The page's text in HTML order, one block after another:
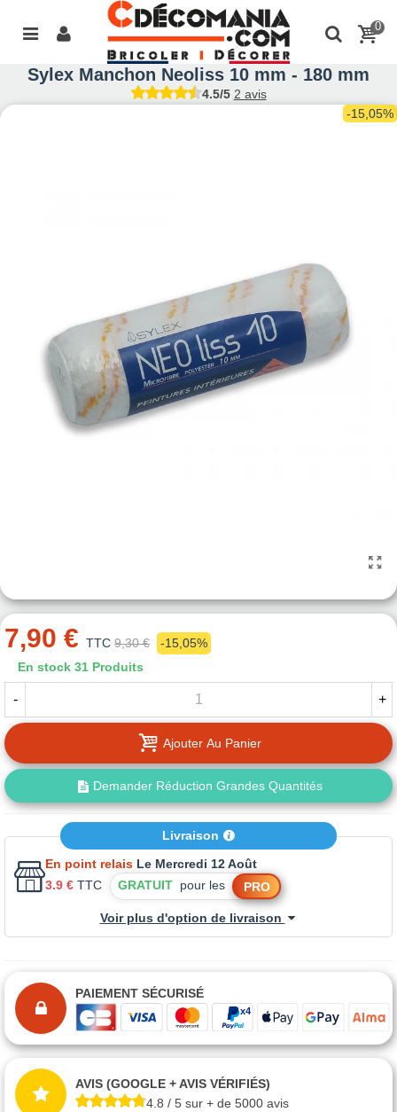
0
Sylex Manchon Neoliss 10 mm - 180 mm
4.5/5 2 avis
-15,05%
7,90 € TTC 9,30 €
-15,05%
En stock 31 Produits
- +
Ajouter Au Panier
Demander Réduction Grandes Quantités
Livraison
En point relais Le Mercredi 12 Août
3.9 € TTC GRATUIT pour les PRO
Voir plus d'option de livraison
PAIEMENT SÉCURISÉ
AVIS (GOOGLE + AVIS VÉRIFIÉS)
4.8 / 5 sur + de 5000 avis